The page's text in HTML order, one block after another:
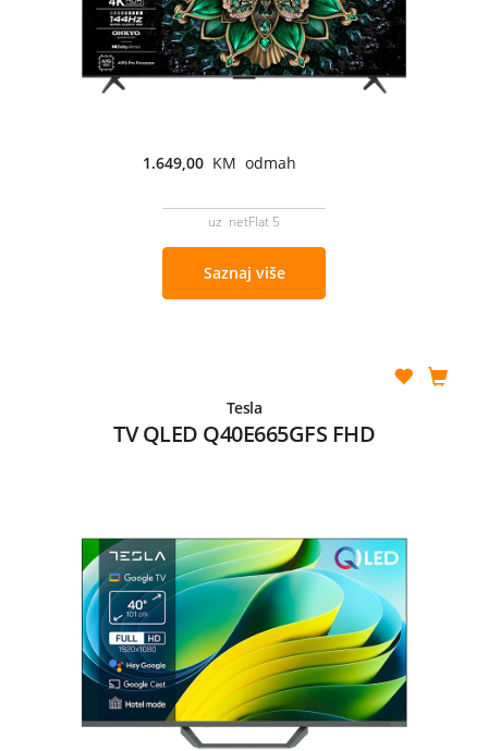
1.649,00 KM odmah
uz netFlat 5
Saznaj više
Tesla
TV QLED Q40E665GFS FHD